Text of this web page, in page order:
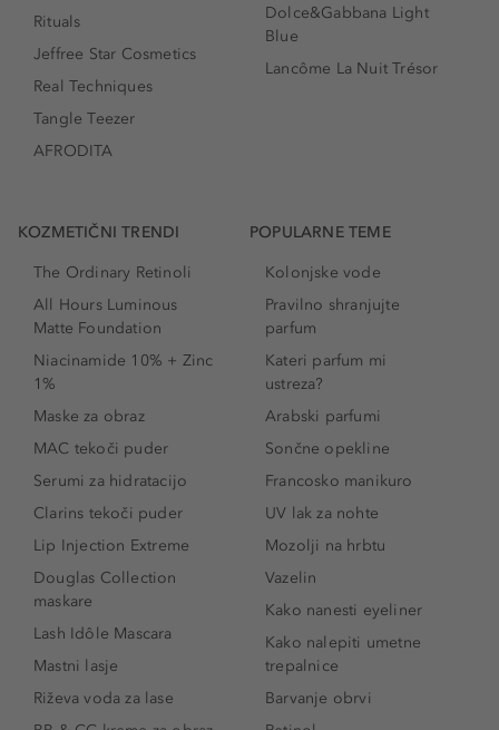
Rituals
Jeffree Star Cosmetics
Real Techniques
Tangle Teezer
AFRODITA
Dolce&Gabbana Light
Blue
Lancôme La Nuit Trésor
KOZMETIČNI TRENDI
The Ordinary Retinoli
All Hours Luminous
Matte Foundation
Niacinamide 10% + Zinc
1%
Maske za obraz
MAC tekoči puder
Serumi za hidratacijo
Clarins tekoči puder
Lip Injection Extreme
Douglas Collection
maskare
Lash Idôle Mascara
Mastni lasje
Riževa voda za lase
POPULARNE TEME
Kolonjske vode
Pravilno shranjujte
parfum
Kateri parfum mi
ustreza?
Arabski parfumi
Sončne opekline
Francosko manikuro
UV lak za nohte
Mozolji na hrbtu
Vazelin
Kako nanesti eyeliner
Kako nalepiti umetne
trepalnice
Barvanje obrvi